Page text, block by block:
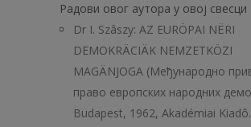
Радови овог аутора у овој свесци
Dr I. Szâszy: AZ EURÖPAI NËRI
DEMOKRÄCIÄK NEMZETKÖZI
MAGÄNJOGA (Међународно
право европских народних
Budapest, 1962, Akadémiai Kiadô.